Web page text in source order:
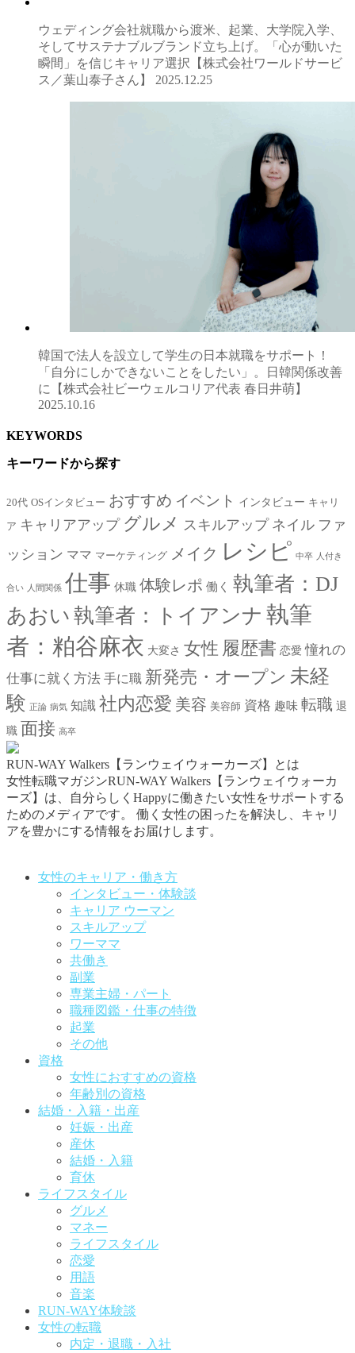
ウェディング会社就職から渡米、起業、大学院入学、
そしてサステナブルブランド立ち上げ。「心が動いた
瞬間」を信じキャリア選択【株式会社ワールドサービ
ス／葉山泰子さん】 2025.12.25
韓国で法人を設立して学生の日本就職をサポート！
「自分にしかできないことをしたい」。日韓関係改善
に【株式会社ビーウェルコリア代表 春日井萌】
2025.10.16
KEYWORDS
キーワードから探す
20代 OSインタビュー おすすめ イベント インタビュー キャリ
ア キャリアアップ グルメ スキルアップ ネイル ファ
ッション ママ マーケティング メイク レシピ 中卒 人付き
合い 人間関係 仕事 休職 体験レポ 働く 執筆者：DJ
あおい 執筆者：トイアンナ 執筆
者：粕谷麻衣 大変さ 女性 履歴書 恋愛 憧れの
仕事に就く方法 手に職 新発売・オープン 未経
験 正論 病気 知識 社内恋愛 美容 美容師 資格 趣味 転職 退
職 面接 高卒
RUN-WAY Walkers【ランウェイウォーカーズ】とは
女性転職マガジンRUN-WAY Walkers【ランウェイウォーカ
ーズ】は、自分らしくHappyに働きたい女性をサポートする
ためのメディアです。
働く女性の困ったを解決し、キャリ
アを豊かにする情報をお届けします。
女性のキャリア・働き方
インタビュー・体験談
キャリア ウーマン
スキルアップ
ワーママ
共働き
副業
専業主婦・パート
職種図鑑・仕事の特徴
起業
その他
資格
女性におすすめの資格
年齢別の資格
結婚・入籍・出産
妊娠・出産
産休
結婚・入籍
育休
ライフスタイル
グルメ
マネー
ライフスタイル
恋愛
用語
音楽
RUN-WAY体験談
女性の転職
内定・退職・入社